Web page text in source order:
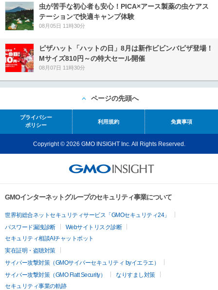
虫が苦手な初心者も安心！PICA×アース製薬の虫ケアス
テーションで快適キャンプ体験
08月05日 11時30分
ピザハット「ハットの日」8月は新作ビビンバピザ登場！
Mサイズ810円～の特大セール開催
08月07日 11時30分
ページの先頭へ
プライバシー
ポリシー
利用規約 免責事項
Copyright © 2026 GMO INSIGHT Inc. All Rights Reserved.
GMOインターネットグループのセキュリティ事業について
世界初総合ネットセキュリティサービス「GMOセキュリティ24」
パスワード漏洩診断
Webサイトリスク診断
セキュリティ相談AIチャットボット
実在証明・盗聴対策
サイバー攻撃対策（GMOサイバーセキュリティ byイエラエ）
サイバー攻撃対策（GMO Flatt Security）
なりすまし対策
セキュリティ事業の軌跡